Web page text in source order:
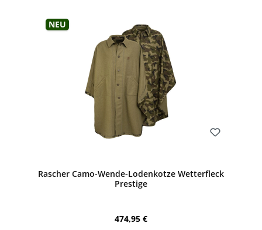
Neu
Rascher Camo-Wende-Lodenkotze Wetterfleck
Prestige
Regulärer Preis:
474,95 €